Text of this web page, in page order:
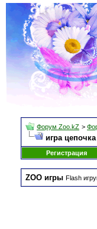
Форум Zoo.kZ >
игра
Регистрация
ZOO игры Flash